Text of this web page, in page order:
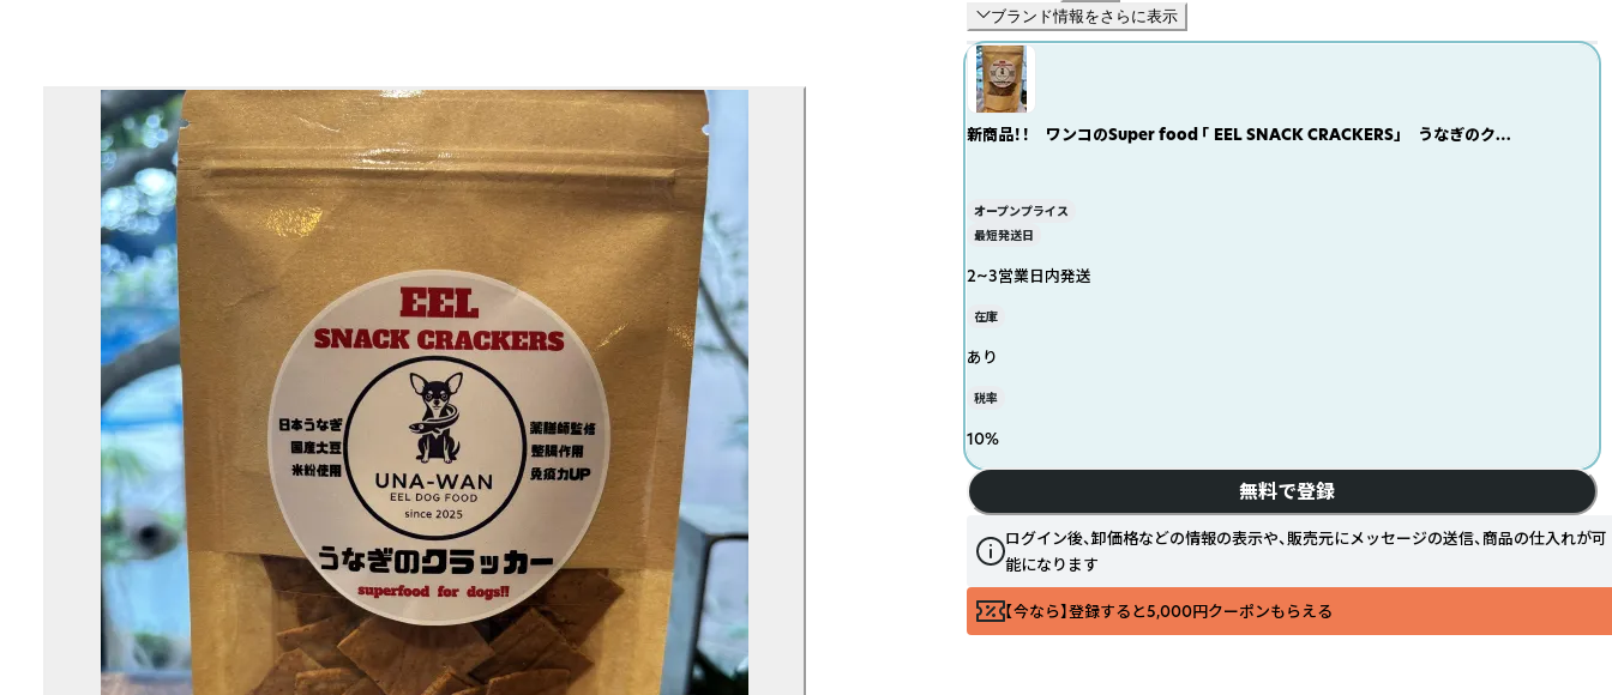
ブランド情報をさらに表示
新商品！！ ワンコのSuper food 「 EEL SNACK CRACKERS」 うなぎのクラ
オープンプライス
最短発送日
2~3営業日内発送
在庫
あり
税率
10%
無料で登録
ログイン後、卸価格などの情報の表示や、販売元にメッセージの送信、商品の仕入れが可
能になります
【今なら】登録すると5,000円クーポンもらえる